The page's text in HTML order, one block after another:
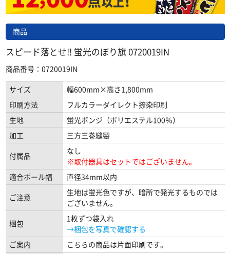
商品
スピード落とせ!! 蛍光のぼり旗 0720019IN
商品番号：0720019IN
サイズ
幅600mm×高さ1,800mm
印刷方法
フルカラーダイレクト捺染印刷
生地
蛍光ポンジ（ポリエステル100％）
加工
三方三巻縫製
付属品
なし
※取付器具はセットではございません。
適合ポール幅
直径34mm以内
ご注意
生地は蛍光色ですが、暗所で発光するものでは
ございません。
梱包
1枚ずつ袋入れ
→梱包を写真で確認する
ご案内
こちらの商品は片面印刷です。